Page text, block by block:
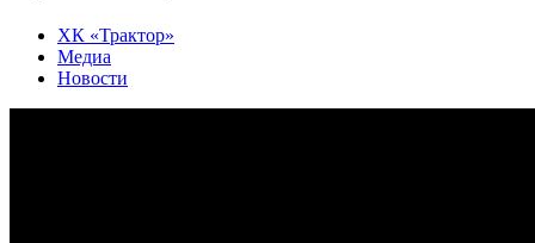
ХК «Трактор»
Медиа
Новости